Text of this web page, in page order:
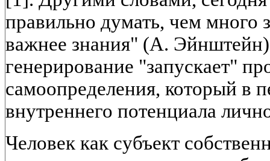
правильно думать, чем много
важнее знания" (А.
генерирование "запускает"
самоопределения, который в
внутреннего потенциала
Человек как субъект